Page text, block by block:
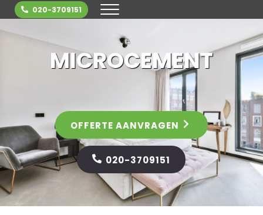
Door naar de hoofd inhoud
Skip to header right navigation
Skip to site footer
Betonvloer.nl is dé expert in
020-3709151 MENU
MICROCEMENT
OFFERTE AANVRAGEN
020-3709151